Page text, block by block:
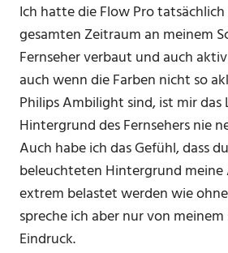
Ich hatte die Flow Pro
gesamten Zeitraum an meinem
Fernseher verbaut und auch
auch wenn die Farben nicht so
Philips Ambilight sind, ist mir das
Hintergrund des Fernsehers nie
Auch habe ich das Gefühl, dass
beleuchteten Hintergrund
extrem belastet werden wie
spreche ich aber nur von
Eindruck.